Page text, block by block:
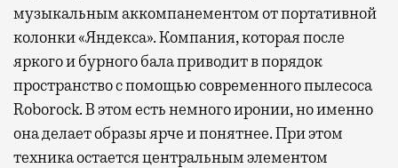
музыкальным аккомпанементом от портативной
колонки «Яндекса». Компания, которая после
яркого и бурного бала приводит в порядок
пространство с помощью современного пылесоса
Roborock. В этом есть немного иронии, но именно
она делает образы ярче и понятнее. При этом
техника остается центральным элементом